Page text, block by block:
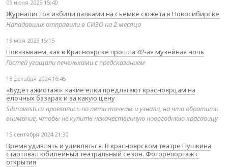
09 июня 2025 15:40
Журналистов избили палками на съемке сюжета в Новосибирске
Нападавших отправили в СИЗО на 2 месяца
19 мая 2025 15:15
Показываем, как в Красноярске прошла 42-ая музейная ночь
Гостей угощали печеньками с предсказанием
18 декабря 2024 16:45
«Будет ажиотаж»: какие елки предлагают красноярцам на
елочных базарах и за какую цену
Sibnovosti.ru проехались по пяти точкам и узнали, на что обратить
внимание, чтобы не купить некачественную новогоднюю красавицу
15 сентября 2024 21:30
Время удивлять и удивляться. В красноярском театре Пушкина
стартовал юбилейный театральный сезон. Фоторепортаж с
открытия